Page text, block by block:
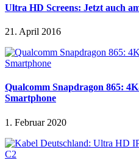
Ultra HD Screens: Jetzt auch
21. April 2016
Qualcomm Snapdragon 865:
Smartphone
1. Februar 2020